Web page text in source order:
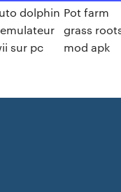
dolphin
sur pc
Pot farm
grass
mod apk